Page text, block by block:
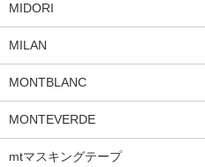
MIDORI
MILAN
MONTBLANC
MONTEVERDE
mtマスキングテープ